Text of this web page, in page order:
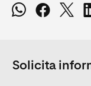
Solicita